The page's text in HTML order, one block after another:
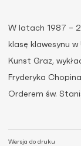
Wersja do druku
W latach 1987 –
klasę klawesynu
Kunst Graz,
Fryderyka
Orderem św.